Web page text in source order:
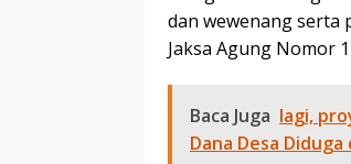
dan wewenang serta
Jaksa Agung Nomor
Baca Juga lagi,
Dana Desa